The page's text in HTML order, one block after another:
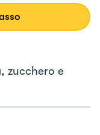
zucchero e